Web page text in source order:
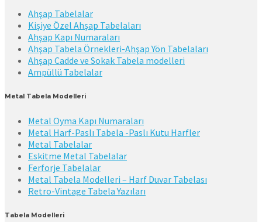
Ahşap Tabelalar
Kişiye Özel Ahşap Tabelaları
Ahşap Kapı Numaraları
Ahşap Tabela Örnekleri-Ahşap Yön Tabelaları
Ahşap Cadde ve Sokak Tabela modelleri
Ampüllü Tabelalar
Metal Tabela Modelleri
Metal Oyma Kapı Numaraları
Metal Harf-Paslı Tabela -Paslı Kutu Harfler
Metal Tabelalar
Eskitme Metal Tabelalar
Ferforje Tabelalar
Metal Tabela Modelleri – Harf Duvar Tabelası
Retro-Vintage Tabela Yazıları
Tabela Modelleri